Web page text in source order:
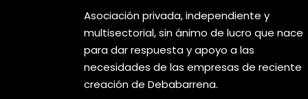
Asociación privada, independiente y
multisectorial, sin ánimo de lucro que nace
para dar respuesta y apoyo a las
necesidades de las empresas de reciente
creación de Debabarrena.